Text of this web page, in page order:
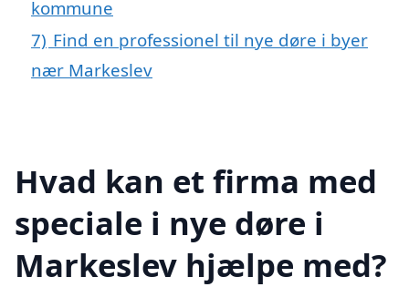
kommune
7) Find en professionel til nye døre i byer
nær Markeslev
Hvad kan et firma med
speciale i nye døre i
Markeslev hjælpe med?